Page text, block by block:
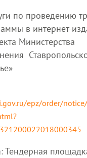
по проведению
в интернет-
Министерства
epz/order/
Тендерная